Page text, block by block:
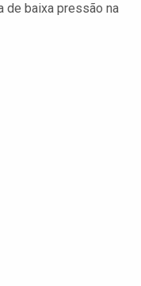
de baixa pressão na